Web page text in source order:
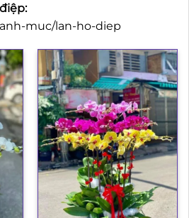
muc/lan-ho-diep